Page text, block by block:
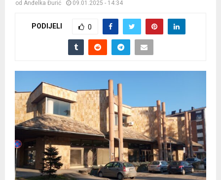
od Anđelka Đurić 09.01.2025 - 14:34
PODIJELI 0